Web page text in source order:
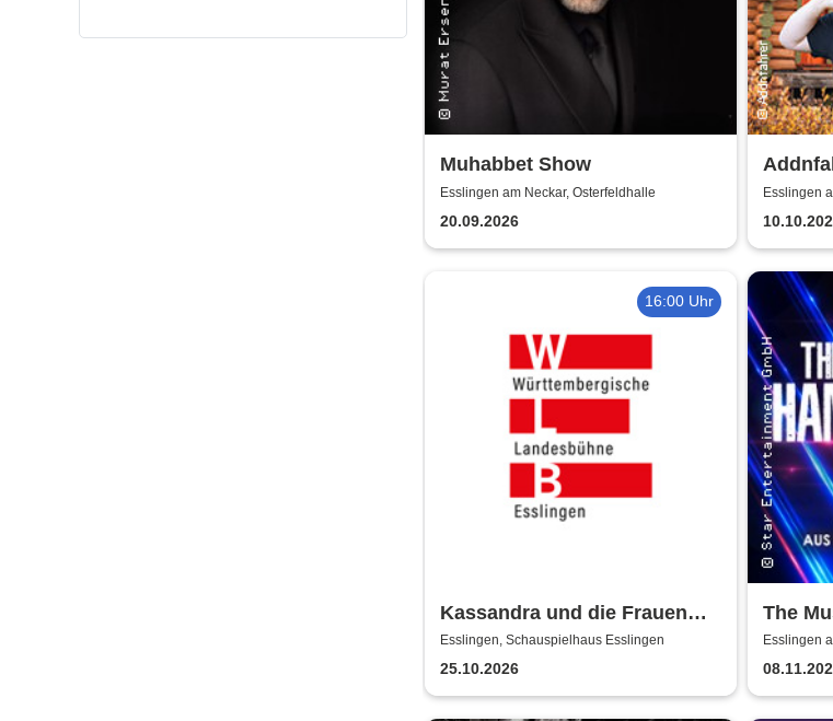
Muhabbet Show
Esslingen am Neckar, Osterfeldhalle
20.09.2026
Esslingen
16:00 Uhr
Kassandra und die Frauen
Trojas - Württembergische
Landesbühne Esslingen
Esslingen, Schauspielhaus Esslingen
25.10.2026
The
Others
Music
Esslingen